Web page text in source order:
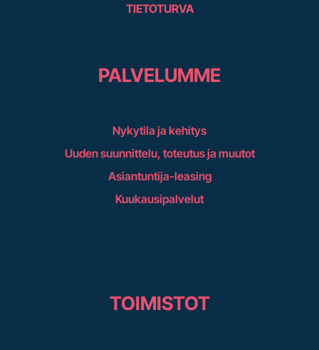
TIETOTURVA
PALVELUMME
Nykytila ja kehitys
Uuden suunnittelu, toteutus ja muutot
Asiantuntija-leasing
Kuukausipalvelut
TOIMISTOT